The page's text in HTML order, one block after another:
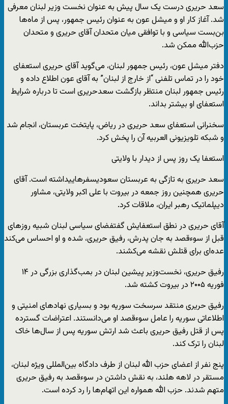
سعد حریری درست یک سال پیش به عنوان نخست وزیر لبنان معرفی
شد. آغاز کار او و میشل عون به عنوان رئیس جمهور، پس از ماه‌ها
بن‌بست سیاسی و با توافقی میان متحدان آقای حریری و متحدان
حزب‌الله ممکن شد.
دفتر میشل عون، رئیس جمهور لبنان، می‌گوید آقای حریری استعفای
خود را در تماس تلفنی “از خارج از لبنان” به آقای عون اطلاع داده و
رئیس جمهور لبنان منتظر بازگشت سعدحریری است تا درباره شرایط
استعفای او بیشتر بداند.
سخنرانی استعفای سعد حریری در ریاض، پایتخت عربستان، انجام شد
و شبکه تلویزیونی العربیه آن را پخش کرد.
استعفا یک روز پس از دیدار با ولایتی
سعد حریری به تازگی به عربستان سعودیسفرهاییداشته است. آقای
حریری همچنین روز جمعه در بیروت با علی اکبر ولایتی، مشاور
دیپلماتیک رهبر ایران، ملاقات کرد.
آقای حریری در نطق استعفایش گفتفضای سیاسی لبنان شبیه روزهای
قبل از سوءقصد به جان پدرش، رفیق حریری، شده و او احساس می‌کند
عده‌ای برای قتلش نقشه می‌کشند.
رفیق حریری، نخست‌وزیر پیشین لبنان در بمب‌گذاری بزرگی در ۱۴
فوریه ۲۰۰۵ در بیروت کشته شد.
رفیق حریری منتقد سرسخت سوریه بود و بسیاری نهادهای امنیتی و
اطلاعاتی سوریه را عامل سوءقصد او می‌دانستند. اعتراضات گسترده
پس از قتل رفیق حریری باعث شد ارتش سوریه پس از سال‌ها خاک
لبنان را ترک کند.
پنج نفر از اعضای حزب الله لبنان از طرف دادگاه بین‌المللی ویژه لبنان،
مستقر در لاهه هلند، به نقش داشتن در سوءقصد به رفیق حریری
متهم شدند. حزب الله همواره این اتهام‌ها را رد کرده است.